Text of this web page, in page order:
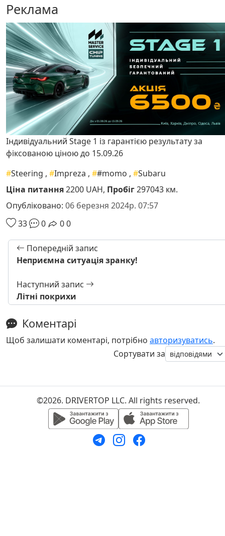
Реклама
Індивідуальний Stage 1 із гарантією результату за
фіксованою ціною до 15.09.26
#Steering , #Impreza , ##momo , #Subaru
Ціна питання2200 UAH, Пробіг297043 км.
Опубліковано: 06 березня 2024р. 07:57
33
0 00
Попередній запис
Неприємна ситуація зранку!
Наступний запис
Літні покрихи
Коментарі
Щоб залишати коментарі, потрібно авторизуватись.
Сортувати за
©2026. DRIVERTOP LLC. All rights reserved.